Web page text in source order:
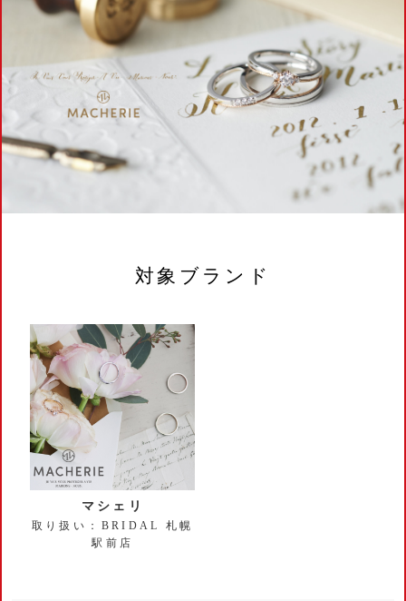
対象ブランド
マシェリ
取り扱い：BRIDAL 札幌
駅前店